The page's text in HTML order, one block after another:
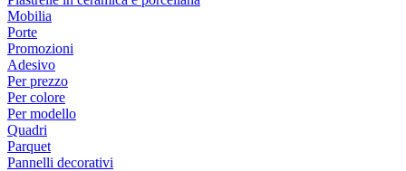
Mobilia
Porte
Promozioni
Adesivo
Per prezzo
Per colore
Per modello
Quadri
Parquet
Pannelli decorativi